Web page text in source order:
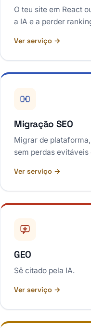
O teu site em React
a IA e a perder
Ver serviço →
Migração SEO
Migrar de
sem perdas
Ver serviço →
GEO
Sê citado pela IA.
Ver serviço →